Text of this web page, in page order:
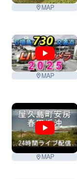
MAP
MAP
MAP